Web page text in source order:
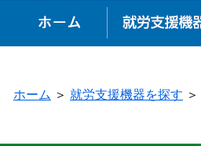
ホーム
ホーム ＞ 就労支援機器を探す ＞